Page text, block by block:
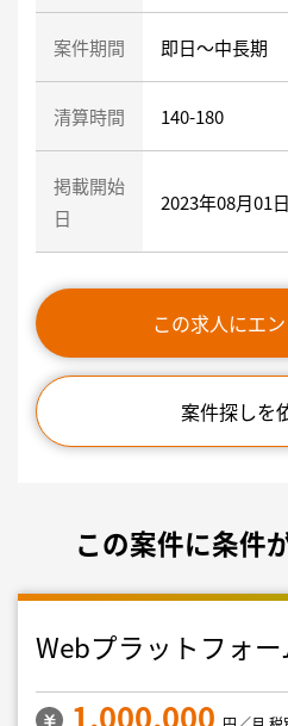
案件期間 即日～中長期
清算時間 140-180
掲載開始
日
2023年08月01日
この求人にエ
案件探しを
この案件に条件
Webプラットフォ
1,000,000